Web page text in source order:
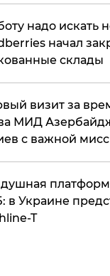
надо искать
начал
склады
визит за
МИД
с важной
в Украине
T